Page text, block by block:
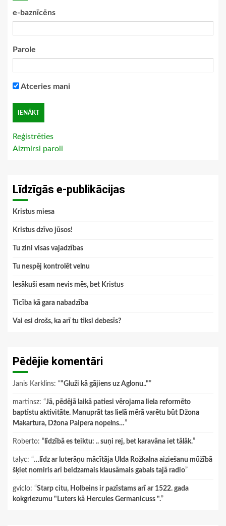
e-baznīcēns
Parole
Atceries mani
Reģistrēties
Aizmirsi paroli
Līdzīgās e-publikācijas
Kristus miesa
Kristus dzīvo jūsos!
Tu zini visas vajadzības
Tu nespēj kontrolēt velnu
Iesākuši esam nevis mēs, bet Kristus
Ticība kā gara nabadzība
Vai esi drošs, ka arī tu tiksi debesīs?
Pēdējie komentāri
Janis Karklins: “"Gluži kā gājiens uz Aglonu.."”
martinsz: “Jā, pēdējā laikā patiesi vērojama liela reformēto
baptistu aktivitāte. Manuprāt tas lielā mērā varētu būt Džona
Makartura, Džona Paipera nopelns…”
Roberto: “ līdzībā es teiktu: .. suņi rej, bet karavāna iet tālāk.”
talyc: “…līdz ar luterāņu mācītāja Ulda Rožkalna aiziešanu mūžībā
šķiet nomiris arī beidzamais klausāmais gabals tajā radio”
gviclo: “Starp citu, Holbeins ir pazīstams arī ar 1522. gada
kokgriezumu "Luters kā Hercules Germanicuss ".”